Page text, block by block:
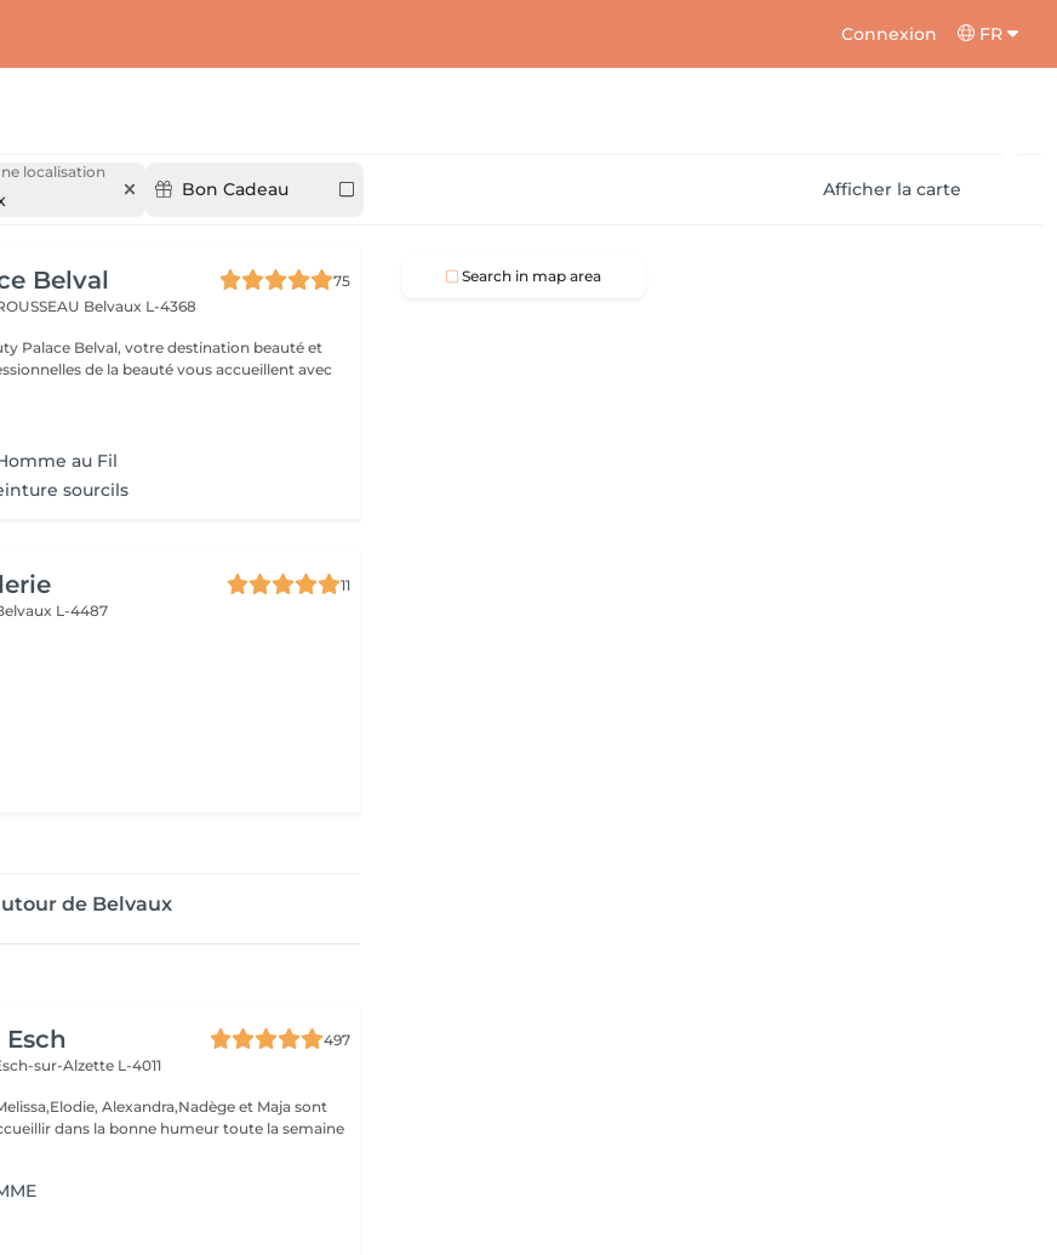
Connexion FR
localisation
Bon Cadeau Afficher la carte
Belval
75
Belvaux L-4368
Palace Belval, votre destination beauté et
de la beauté vous accueillent avec
au Fil
sourcils
11
L-4487
de Belvaux
Esch
497
sur-Alzette L-4011
Alexandra,Nadège et Maja sont
dans la bonne humeur toute la semaine
Search in map area